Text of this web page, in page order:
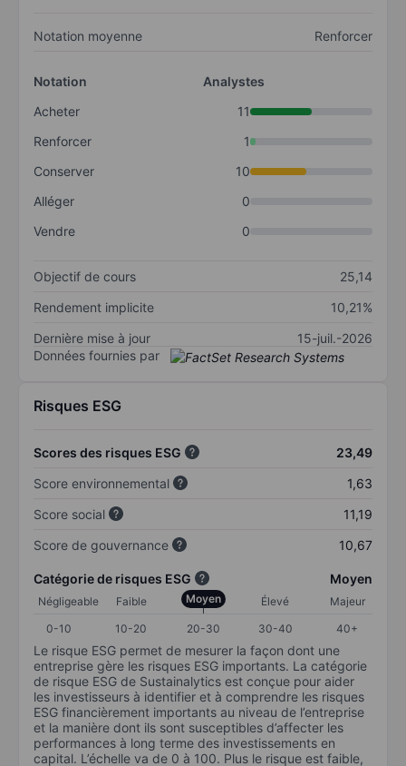
Notation moyenne Renforcer
Notation
Analystes
Acheter
11
Renforcer
1
Conserver
10
Alléger
0
Vendre
0
Objectif de cours
25,14
Rendement implicite
10,21%
Dernière mise à jour
15-juil.-2026
Données fournies par
Risques ESG
Scores des risques ESG
23,49
Score environnemental
1,63
Score social
11,19
Score de gouvernance
10,67
Catégorie de risques ESG Moyen
Négligeable Faible Moyen Élevé
Majeur
0-10
10-20 20-30 30-40 40+
Le risque ESG permet de mesurer la façon dont une
entreprise gère les risques ESG importants. La catégorie
de risque ESG de Sustainalytics est conçue pour aider
les investisseurs à identifier et à comprendre les risques
ESG financièrement importants au niveau de l’entreprise
et la manière dont ils sont susceptibles d’affecter les
performances à long terme des investissements en
capital. L’échelle va de 0 à 100. Plus le risque est faible,